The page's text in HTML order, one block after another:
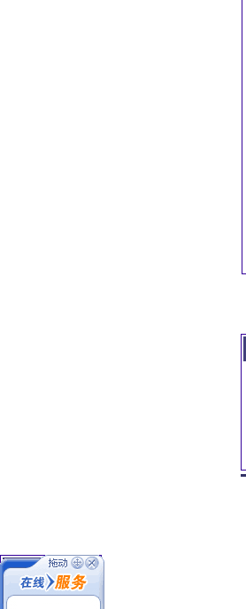
数据恢复项目
1.开盘数据恢复